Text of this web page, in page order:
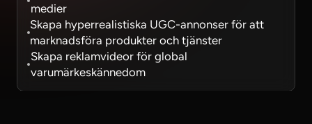
medier
Skapa hyperrealistiska UGC-annonser för att
marknadsföra produkter och tjänster
Skapa reklamvideor för global
varumärkeskännedom